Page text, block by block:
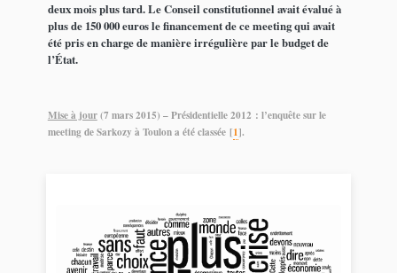
deux mois plus tard. Le Conseil constitutionnel avait évalué à
plus de 150 000 euros le financement de ce meeting qui avait
été pris en charge de manière irrégulière par le budget de
l’État.
Mise à jour(7 mars 2015) – Présidentielle 2012 : l’enquête sur le
meeting de Sarkozy à Toulon a été classée[1].